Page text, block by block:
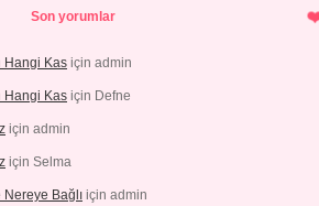
Son yorumlar
Hangi Kas için admin
Hangi Kas için Defne
için admin
için Selma
Bağlı için admin